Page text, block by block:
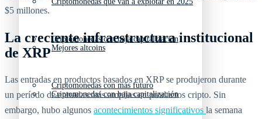
Criptomonedas con baja capitalización
Criptomonedas con más futuro
Mejores altcoins
Criptomonedas con baja capitalización
$5 millones.
La creciente infraestructura institucional
de XRP
Las entradas en productos basados en XRP se produjeron durante
un período de entradas más amplias en productos cripto. Sin
embargo, hubo algunos acontecimientos significativos la semana